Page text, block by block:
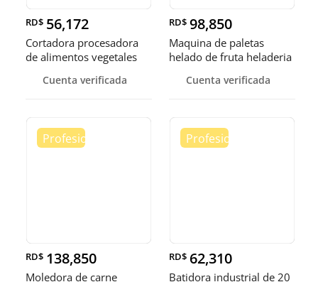
RD$ 56,172
Cortadora procesadora
de alimentos vegetales
Cuenta verificada
RD$ 98,850
Maquina de paletas
helado de fruta heladeria
Cuenta verificada
RD$ 138,850
Moledora de carne
RD$ 62,310
Batidora industrial de 20